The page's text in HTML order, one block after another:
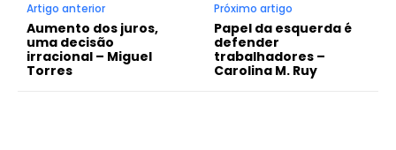
Artigo anterior
Aumento dos juros,
uma decisão
irracional – Miguel
Torres
Próximo artigo
Papel da esquerda é
defender
trabalhadores –
Carolina M. Ruy